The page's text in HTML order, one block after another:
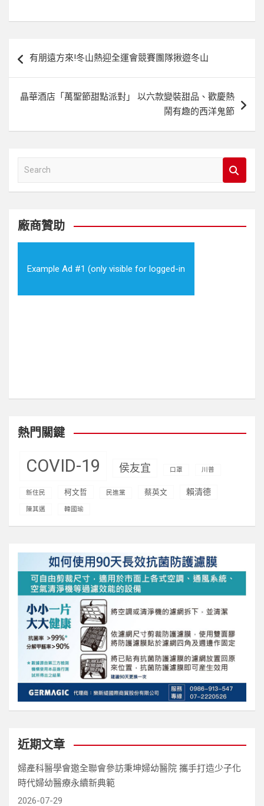
章
覽
有朋遠方來!冬山熱迎全運會競賽團隊揪遊冬山
晶華酒店「萬聖節甜點派對」 以六款變裝甜品、歡慶熱
鬧有趣的西洋鬼節
a
c
廠商贊助
Example Ad #1 (only visible for logged-in
熱門關鍵
COVID-19 侯友宜 口罩 川普
新住民 柯文哲 民進黨 蔡英文 賴清德
陳其邁 韓國瑜
近期文章
婦產科醫學會邀全聯會參訪秉坤婦幼醫院 攜手打造少子化
時代婦幼醫療永續新典範
2026-07-29